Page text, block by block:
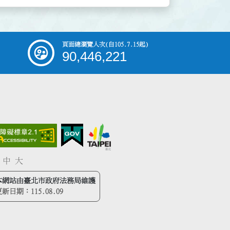
頁面總瀏覽人次(自105.7.15起)
90,446,221
中 大
網站由臺北市政府法務局維護
新日期： 115.08.09